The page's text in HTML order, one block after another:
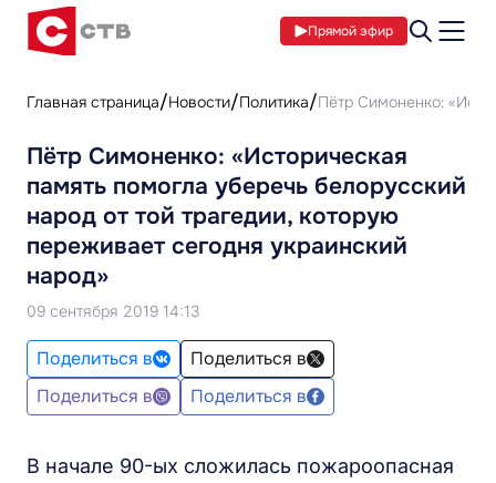
Прямой эфир
Главная страница Новости Политика Пётр Симоненко:
Пётр Симоненко: «Историческая
память помогла уберечь белорусский
народ от той трагедии, которую
переживает сегодня украинский
народ»
09 сентября 2019 14:13
Поделиться в
Поделиться в
Поделиться в
Поделиться в
В начале 90-ых сложилась пожароопасная